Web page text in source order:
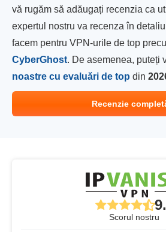
vă rugăm să adăugați recenzia ca
expertul nostru va recenza în
facem pentru VPN-urile de top
CyberGhost. De asemenea, puteți
noastre cu evaluări de top din
Recenzie
Scorul nostru